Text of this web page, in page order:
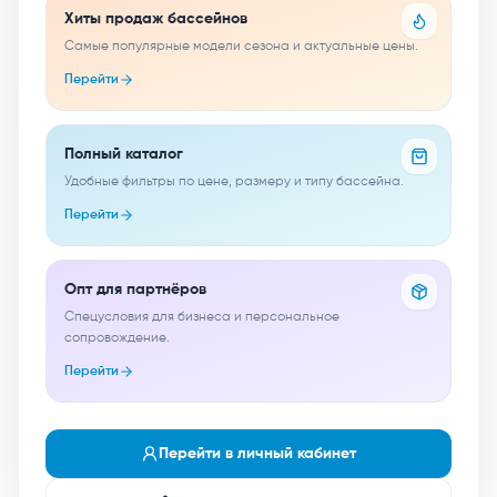
Хиты продаж бассейнов
Самые популярные модели сезона и актуальные цены.
Перейти
Полный каталог
Удобные фильтры по цене, размеру и типу бассейна.
Перейти
Опт для партнёров
Спецусловия для бизнеса и персональное
сопровождение.
Перейти
Перейти в личный кабинет